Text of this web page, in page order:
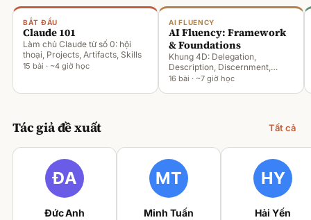
BẮT ĐẦU
Claude 101
Làm chủ Claude từ số 0: hội
thoại, Projects, Artifacts, Skills
15 bài · ~4 giờ học
AI FLUENCY
AI Fluency: Framework
& Foundations
Khung 4D: Delegation,
Description, Discernment,
Diligence
16 bài · ~7 giờ học
Tác giả đề xuất Tất cả
Đức Anh Minh Tuấn Hải Yến